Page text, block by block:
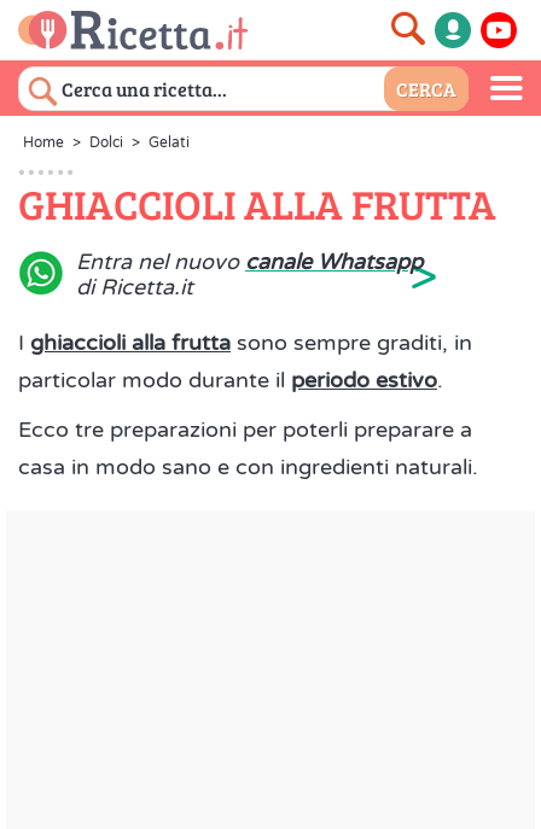
Home > Dolci > Gelati
GHIACCIOLI ALLA FRUTTA
Entra nel nuovo canale Whatsapp
di Ricetta.it
>
I ghiaccioli alla frutta sono sempre graditi, in
particolar modo durante il periodo estivo.
Ecco tre preparazioni per poterli preparare a
casa in modo sano e con ingredienti naturali.